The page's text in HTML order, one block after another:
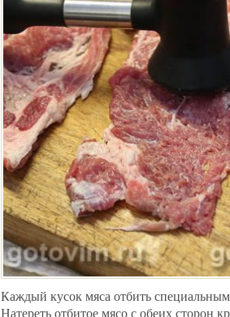
Каждый кусок мяса отбить
Натереть отбитое мясо с обеих